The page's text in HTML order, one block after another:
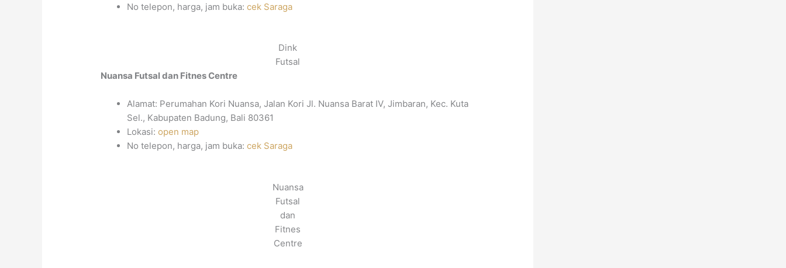
No telepon, harga, jam buka:cek Saraga
Dink
Futsal
Nuansa Futsal dan Fitnes Centre
Alamat: Perumahan Kori Nuansa, Jalan Kori Jl. Nuansa Barat IV, Jimbaran, Kec. Kuta
Sel., Kabupaten Badung, Bali 80361
Lokasi:open map
No telepon, harga, jam buka:cek Saraga
Nuansa
Futsal
dan
Fitnes
Centre